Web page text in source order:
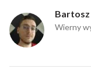
Wierny